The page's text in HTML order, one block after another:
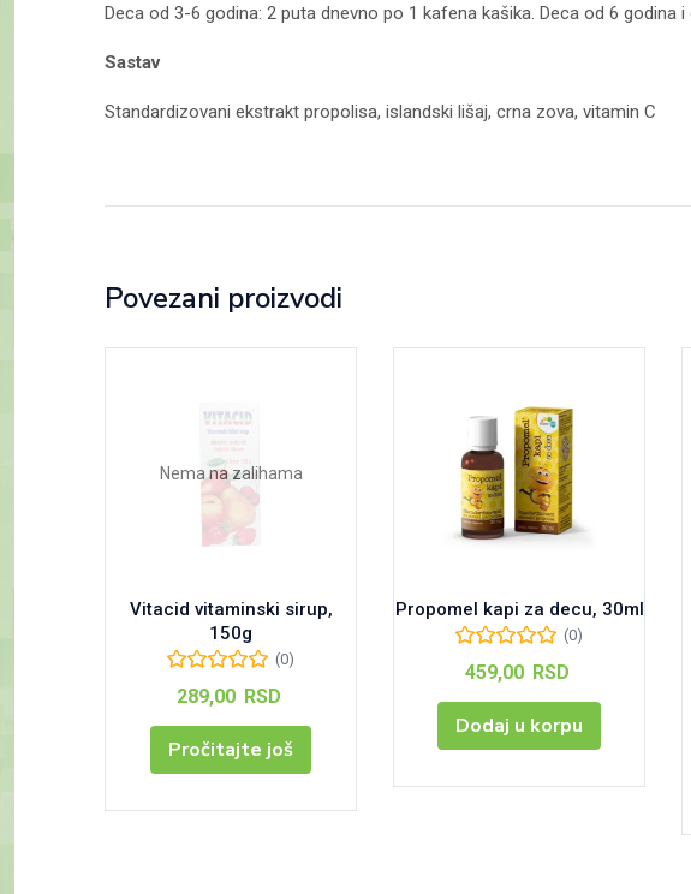
Deca od 3-6 godina: 2 puta dnevno po 1 kafena kašika. Deca od 6 godina
Sastav
Standardizovani ekstrakt propolisa, islandski lišaj, crna zova, vitamin C
Povezani proizvodi
Nema na zalihama
Vitacid vitaminski sirup,
150g
(0)
289,00 RSD
Pročitajte još
Propomel kapi za decu, 30ml
(0)
459,00 RSD
Dodaj u korpu